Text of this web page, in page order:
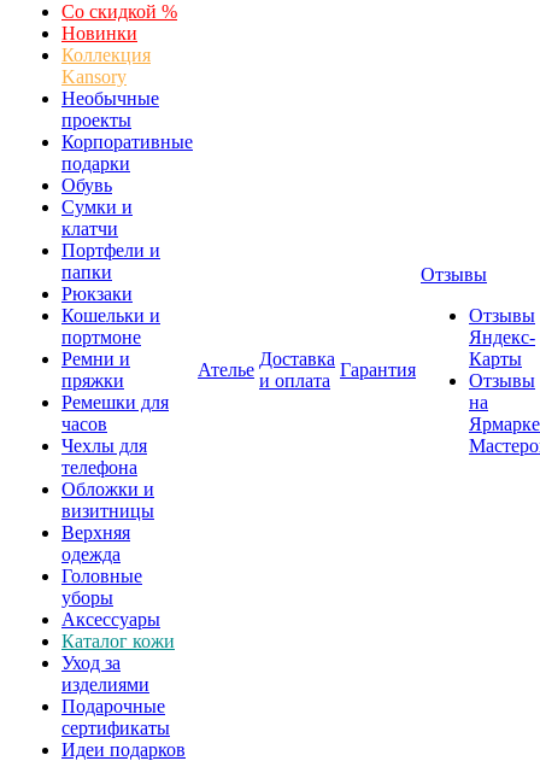
Со скидкой %
Новинки
Коллекция
Kansory
Необычные
проекты
Корпоративные
подарки
Обувь
Сумки и
клатчи
Портфели и
папки
Рюкзаки
Кошельки и
портмоне
Ремни и
пряжки
Ремешки для
часов
Чехлы для
телефона
Обложки и
визитницы
Верхняя
одежда
Головные
уборы
Аксессуары
Каталог кожи
Уход за
изделиями
Подарочные
сертификаты
Идеи подарков
Ателье
Доставка
и оплата
Гарантия
Отзывы
Отзывы
Яндекс-
Карты
Отзывы
на
Ярмарке